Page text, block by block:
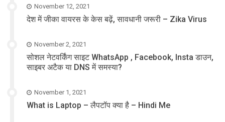
November 12, 2021
देश में जीका वायरस के केस बढ़ें, सावधानी जरूरी – Zika Virus
November 2, 2021
सोशल नेटवर्किंग साइट WhatsApp , Facebook, Insta डाउन,
साइबर अटैक या DNS में समस्या?
November 1, 2021
What is Laptop – लैपटॉप क्या है – Hindi Me